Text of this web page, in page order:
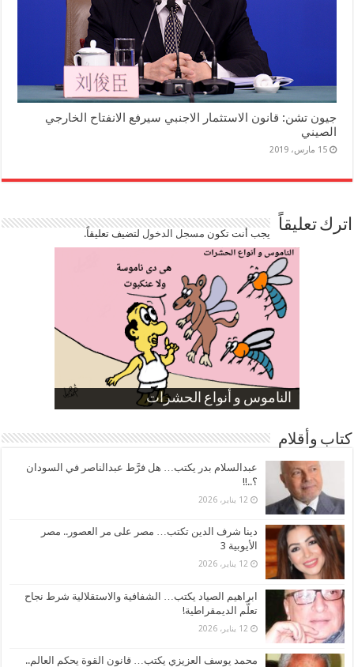
جيون تشن: قانون الاستثمار الاجنبي سيرفع الانفتاح الخارجي
الصيني
15 مارس، 2019
اترك تعليقاً يجب أنت تكون مسجل الدخوللتضيف تعليقاً.
الناموس و أنواع الحشرات
الموظفين بعد ارتفاع الأسعار
ارتفاع نسبة الطلاق في مصر
صورة كاركاتيرية
صورة كاركاتيرية
كتاب وأقلام
عبدالسلام بدر يكتب… هل فرَّط عبدالناصر في السودان
؟..!!
12 يناير، 2026
دينا شرف الدين تكتب… مصر على مر العصور.. مصر
الأيوبية 3
12 يناير، 2026
ابراهيم الصياد يكتب… الشفافية والاستقلالية شرط نجاح
تعلُّم الديمقراطية!
12 يناير، 2026
محمد يوسف العزيزي يكتب… قانون القوة يحكم العالم..